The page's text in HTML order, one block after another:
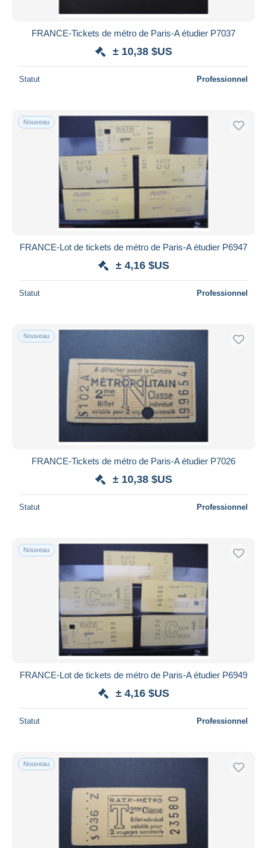
FRANCE-Tickets de métro de Paris-A étudier P7037
± 10,38 $US
Statut Professionnel
Nouveau
FRANCE-Lot de tickets de métro de Paris-A étudier P6947
± 4,16 $US
Statut Professionnel
Nouveau
FRANCE-Tickets de métro de Paris-A étudier P7026
± 10,38 $US
Statut Professionnel
Nouveau
FRANCE-Lot de tickets de métro de Paris-A étudier P6949
± 4,16 $US
Statut Professionnel
Nouveau